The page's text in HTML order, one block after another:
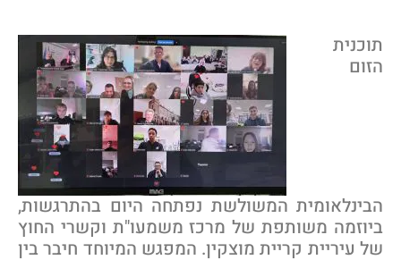
המשולשת נפתחה היום בהתרגשות,
משותפת של מרכז משמעו"ת וקשרי החוץ
עיריית קריית מוצקין. המפגש המיוחד חיבר בין